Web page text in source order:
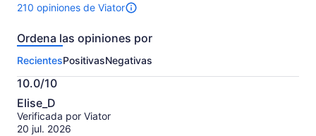
210 opiniones de Viator
210
sobre
actividad.
Más
información
sobre
las
opiniones
Ordena las opiniones por
RecientesPositivasNegativas
10.0/10
10.0
de
10
Elise_D
Verificada por Viator
20 jul. 2026